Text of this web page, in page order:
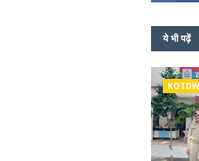
ये भी पढ़ें